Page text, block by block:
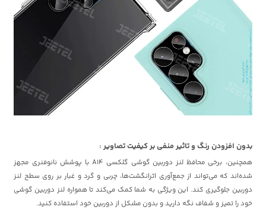
بدون افزودن رنگ و تاثیر منفی بر کیفیت تصاویر :
همچنین، برخی محافظ لنز دوربین گوشی گلکسی A14 با پوشش نانوفنری مجهز
شده‌اند که می‌تواند از جمع‌آوری اثرانگشت‌ها، چربی و گرد و غبار بر روی سطح لنز
دوربین جلوگیری کند. این ویژگی به شما کمک می‌کند تا همواره لنز دوربین گوشی
خود را تمیز و شفاف نگه دارید و بدون مشکل از دوربین خود استفاده کنید.